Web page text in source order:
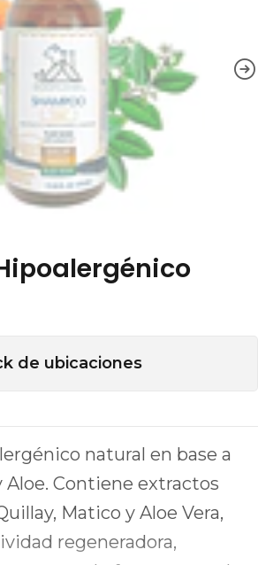
de ubicaciones
natural en base a
Aloe. Contiene extractos
Matico y Aloe Vera,
regeneradora,